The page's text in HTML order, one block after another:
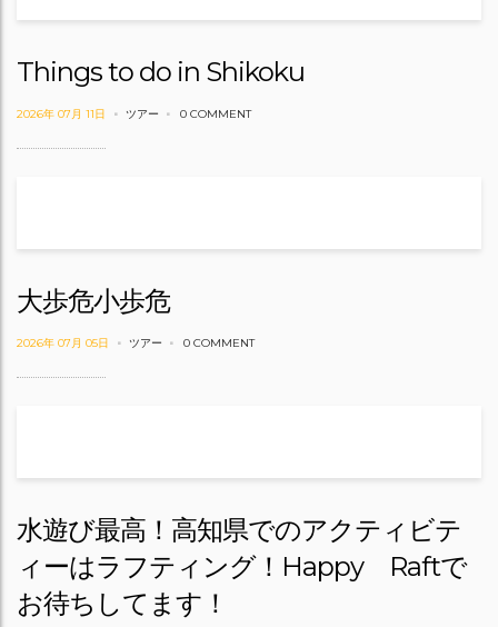
Things to do in Shikoku
2026年 07月 11日 ツアー 0 COMMENT
大歩危小歩危
2026年 07月 05日 ツアー 0 COMMENT
水遊び最高！高知県でのアクティビテ
ィーはラフティング！Happy Raftで
お待ちしてます！